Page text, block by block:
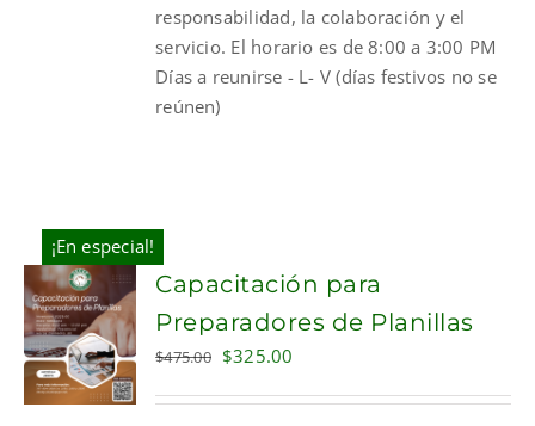
responsabilidad, la colaboración y el
servicio. El horario es de 8:00 a 3:00 PM
Días a reunirse - L- V (días festivos no se
reúnen)
¡En especial!
ADD TO
CART
Capacitación para
Preparadores de Planillas
$475.00 Original
$325.00